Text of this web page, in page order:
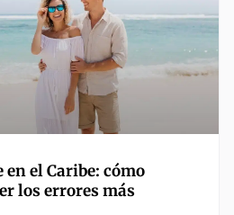
el Caribe: cómo
los errores más